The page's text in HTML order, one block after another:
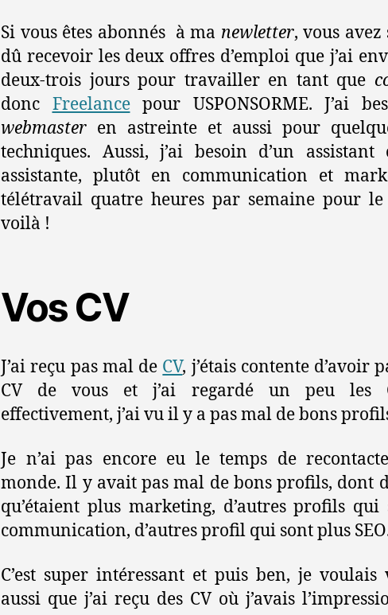
Si vous êtes abonnés à ma newletter, vous
dû recevoir les deux offres d’emploi que j’ai
deux-trois jours pour travailler en tant que
donc Freelancepour USPONSORME. J’ai
webmaster en astreinte et aussi pour
techniques. Aussi, j’ai besoin d’un assistant
assistante, plutôt en communication et
télétravail quatre heures par semaine pour le
voilà !
Vos CV
J’ai reçu pas mal de CV, j’étais contente d’avoir
CV de vous et j’ai regardé un peu les
effectivement, j’ai vu il y a pas mal de bons
Je n’ai pas encore eu le temps de
monde. Il y avait pas mal de bons profils, dont
qu’étaient plus marketing, d’autres profils qui
communication, d’autres profil qui sont plus
C’est super intéressant et puis ben, je voulais
aussi que j’ai reçu des CV où j’avais